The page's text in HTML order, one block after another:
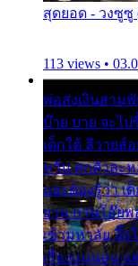
สุดยอด - วงซูซู
113 views •
พ่อส่งเงินสาม
บ๊าย บาย จะไป
เด็กใต้ ลีวายส์
หวั่น ตกตัวละห
และต้องรู้ว่า เ
ยวน กวนโอ๊ยพ
เข้ามหาลัย จิ๊ก
เรื่องแน่นอน